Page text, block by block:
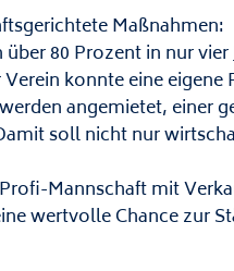
Maßnahmen:
80 Prozent in nur vier
konnte eine
angemietet, einer
soll nicht nur
Mannschaft mit
wertvolle Chance zur